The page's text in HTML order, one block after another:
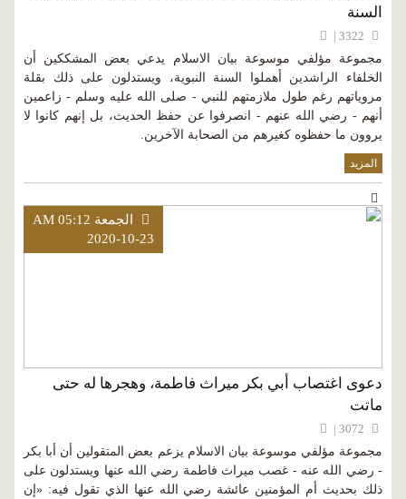
السنة
مجموعة مؤلفي موسوعة بيان الاسلام يدعي بعض المشككين أن
الخلفاء الراشدين أهملوا السنة النبوية، ويستدلون على ذلك بقلة
مروياتهم رغم طول ملازمتهم للنبي - صلى الله عليه وسلم - زاعمين
أنهم - رضي الله عنهم - انصرفوا عن حفظ الحديث، بل إنهم كانوا لا
يروون ما حفظوه كغيرهم من الصحابة الآخرين.
المزيد
الجمعة AM 05:12
2020-10-23
دعوى اغتصاب أبي بكر ميراث فاطمة، وهجرها له حتى
ماتت
مجموعة مؤلفي موسوعة بيان الاسلام يزعم بعض المتقولين أن أبا بكر
- رضي الله عنه - غصب ميراث فاطمة رضي الله عنها ويستدلون على
ذلك بحديث أم المؤمنين عائشة رضي الله عنها الذي تقول فيه: «إن